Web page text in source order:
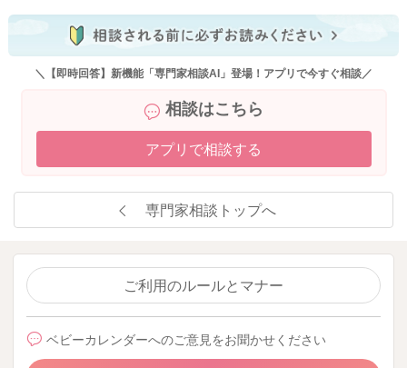
＼【即時回答】新機能「専門家相談AI」登場！アプリで今すぐ相談／
相談はこちら
アプリで相談する
専門家相談トップへ
ご利用のルールとマナー
ベビーカレンダーへのご意見をお聞かせください